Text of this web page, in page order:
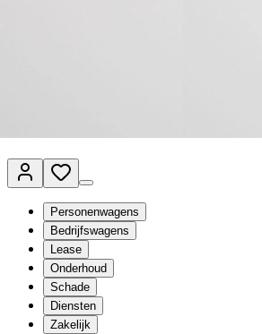
Personenwagens
Bedrijfswagens
Lease
Onderhoud
Schade
Diensten
Zakelijk